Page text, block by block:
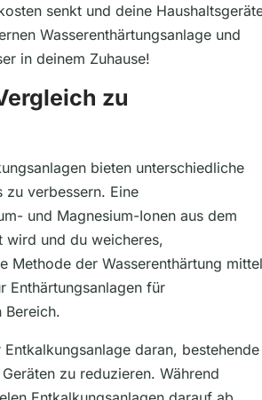
senkt und deine
Wasserenthärtungsanlage und
in deinem Zuhause!
zu
bieten unterschiedliche
zu verbessern. Eine
und Magnesium-Ionen aus dem
wird und du weicheres,
Methode der Wasserenthärtung
Enthärtungsanlagen für
Bereich.
daran, bestehende
zu reduzieren. Während